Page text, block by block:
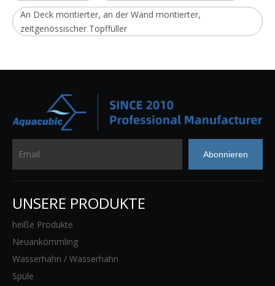
An Deck montierter, an der Wand montierter,
zeitgenössischer Topffüller
Abonnieren
UNSERE PRODUKTE
heiße Produkte
Neuankömmling
Wasserhahn / Wasserhahn
Spüle